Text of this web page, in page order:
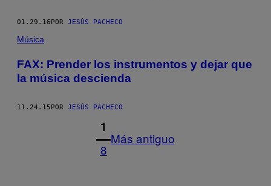
01.29.16POR JESÚS PACHECO
Música
FAX: Prender los instrumentos y dejar que
la música descienda
11.24.15POR JESÚS PACHECO
1
8
Más antiguo